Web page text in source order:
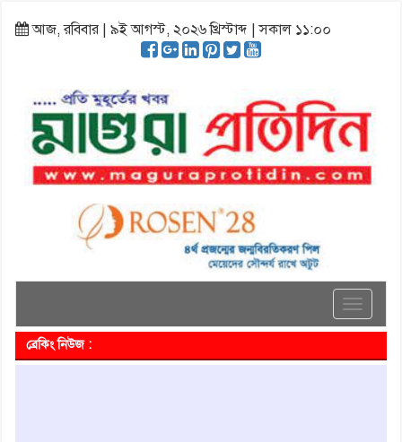
আজ, রবিবার | ৯ই আগস্ট, ২০২৬ খ্রিস্টাব্দ | সকাল ১১:০০
Toggle
ব্রেকিং নিউজ :